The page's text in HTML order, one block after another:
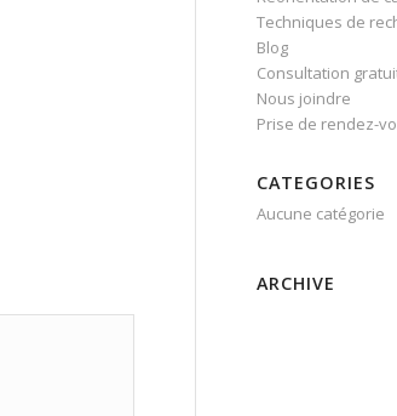
Techniques de
Blog
Consultation
Nous joindre
Prise de rendez-
CATEGORIES
Aucune catégorie
ARCHIVE